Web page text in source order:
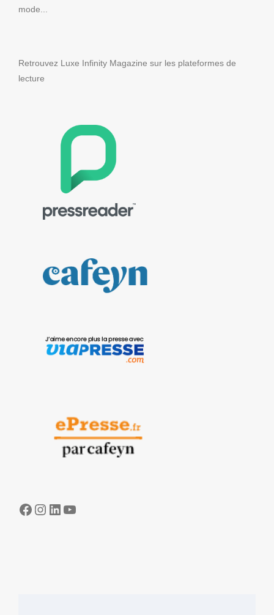
mode...
Retrouvez Luxe Infinity Magazine sur les plateformes de
lecture
Facebook
Instagram
LinkedIn
YouTube